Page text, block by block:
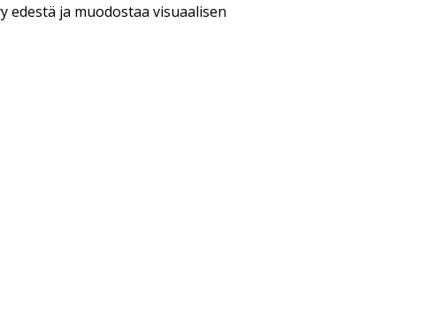
edestä ja muodostaa visuaalisen